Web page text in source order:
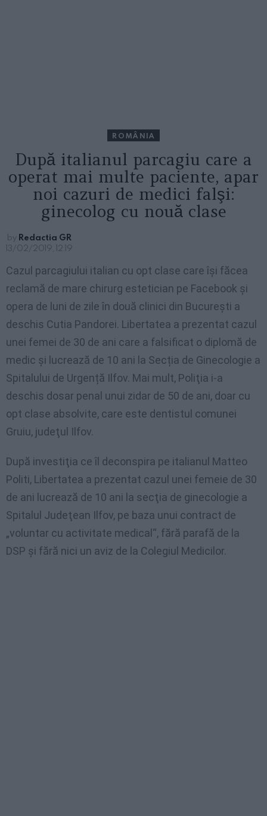
ROMÂNIA
După italianul parcagiu care a
operat mai multe paciente, apar
noi cazuri de medici falşi:
ginecolog cu nouă clase
by Redactia GR
13/02/2019, 12:19
Cazul parcagiului italian cu opt clase care îşi făcea
reclamă de mare chirurg estetician pe Facebook şi
opera de luni de zile în două clinici din Bucureşti a
deschis Cutia Pandorei. Libertatea a prezentat cazul
unei femei de 30 de ani care a falsificat o diplomă de
medic și lucrează de 10 ani la Secția de Ginecologie a
Spitalului de Urgență Ilfov. Mai mult, Poliţia i-a
deschis dosar penal unui zidar de 50 de ani, doar cu
opt clase absolvite, care este dentistul comunei
Gruiu, judeţul Ilfov.
După investiţia ce îl deconspira pe italianul Matteo
Politi, Libertatea a prezentat cazul unei femeie de 30
de ani lucrează de 10 ani la secţia de ginecologie a
Spitalul Judeţean Ilfov, pe baza unui contract de
„voluntar cu activitate medical“, fără parafă de la
DSP şi fără nici un aviz de la Colegiul Medicilor.